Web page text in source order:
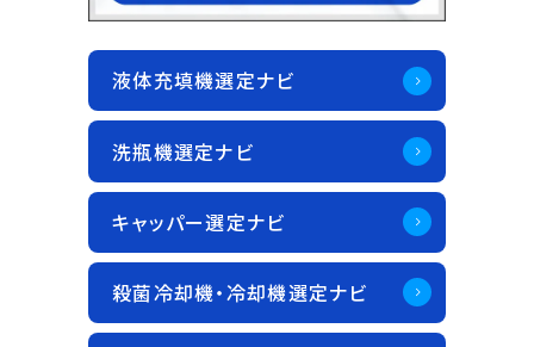
液体充填機選定ナビ
洗瓶機選定ナビ
キャッパー選定ナビ
殺菌冷却機・冷却機選定ナビ